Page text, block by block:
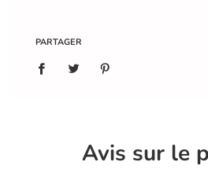
PARTAGER
Avis sur le